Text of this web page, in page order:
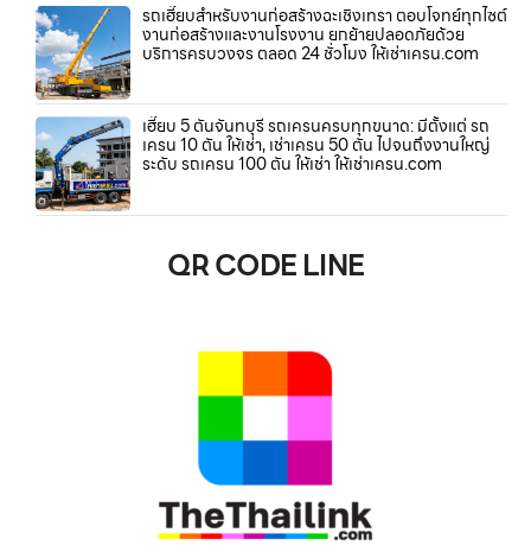
รถเฮี๊ยบสำหรับงานก่อสร้างฉะเชิงเทรา ตอบโจทย์ทุกไซต์
งานก่อสร้างและงานโรงงาน ยกย้ายปลอดภัยด้วย
บริการครบวงจร ตลอด 24 ชั่วโมง ให้เช่าเครน.com
เฮี๊ยบ 5 ตันจันทบุรี รถเครนครบทุกขนาด: มีตั้งแต่ รถ
เครน 10 ตัน ให้เช่า, เช่าเครน 50 ตัน ไปจนถึงงานใหญ่
ระดับ รถเครน 100 ตัน ให้เช่า ให้เช่าเครน.com
QR CODE LINE